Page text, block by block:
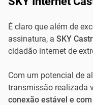
É claro que além de
assinatura, a SKY
cidadão internet de
Com um potencial de
transmissão realizada
conexão estável e